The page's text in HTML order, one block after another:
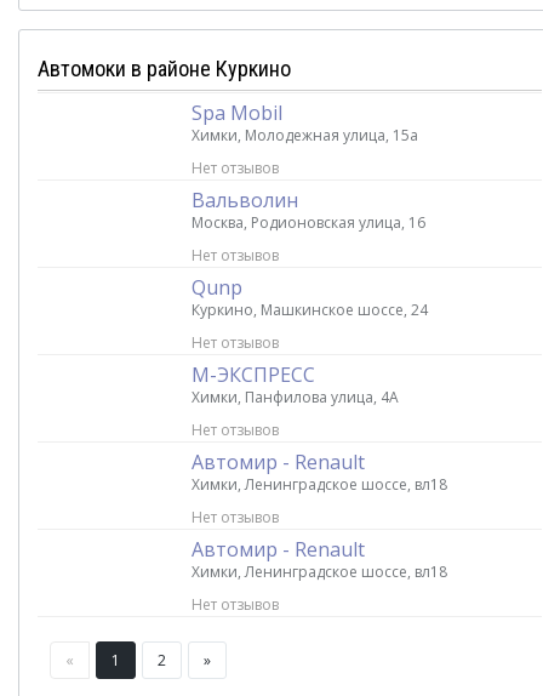
Автомоки в районе Куркино
Spa Mobil
Химки, Молодежная улица, 15а
Нет отзывов
Вальволин
Москва, Родионовская улица, 16
Нет отзывов
Qunp
Куркино, Машкинское шоссе, 24
Нет отзывов
М-ЭКСПРЕСС
Химки, Панфилова улица, 4А
Нет отзывов
Автомир - Renault
Химки, Ленинградское шоссе, вл18
Нет отзывов
Автомир - Renault
Химки, Ленинградское шоссе, вл18
Нет отзывов
« 1 2 »